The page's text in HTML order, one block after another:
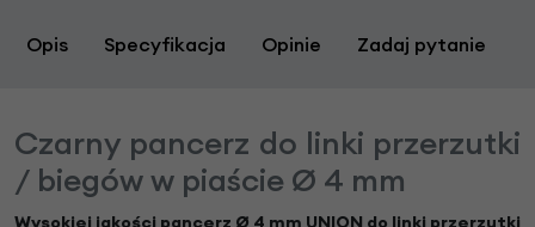
Opis Specyfikacja Opinie Zadaj pytanie
Czarny pancerz do linki przerzutki
/ biegów w piaście Ø 4 mm
Wysokiej jakości pancerz Ø 4 mm UNION do linki przerzutki